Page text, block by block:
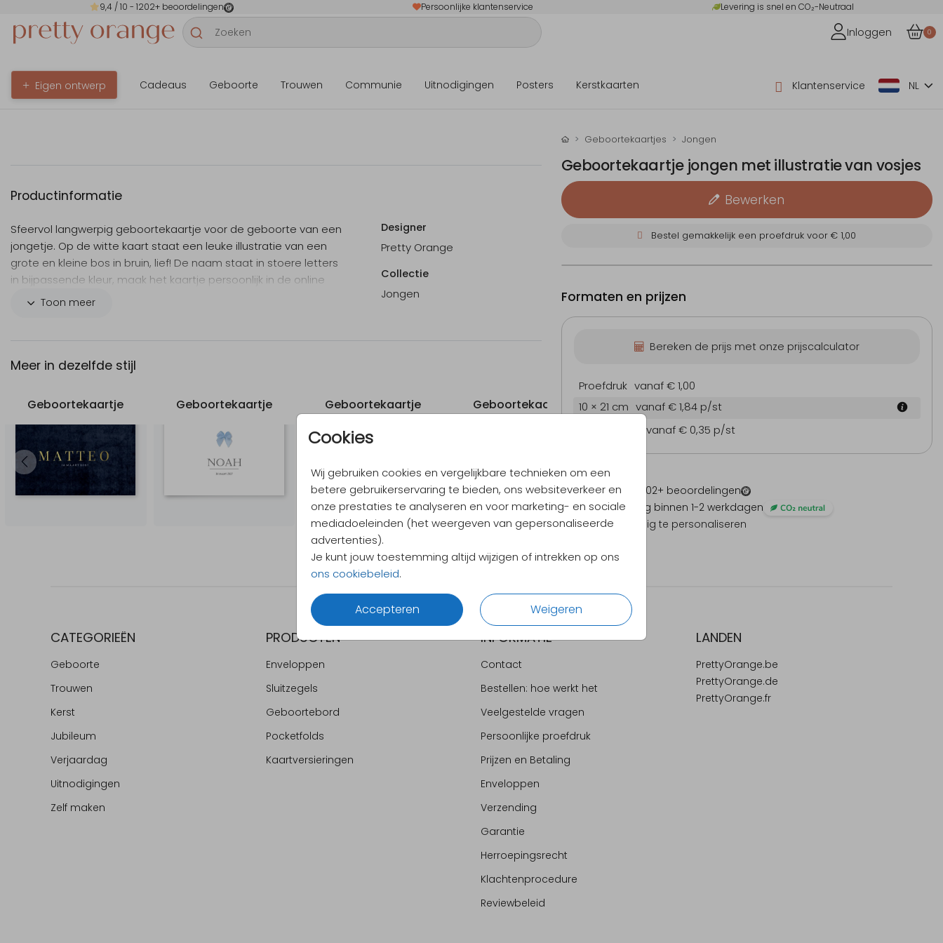
9,4/ 10 - 1202+ beoordelingen Persoonlijke klantenservice Levering is snel en CO₂-Neutraal
Inloggen 0
Eigen ontwerp Cadeaus Geboorte Trouwen Communie Uitnodigingen Posters Kerstkaarten Klantenservice NL
Cookies
Wij gebruiken cookies en vergelijkbare technieken om een
betere gebruikerservaring te bieden, ons websiteverkeer en
onze prestaties te analyseren en voor marketing- en sociale
mediadoeleinden (het weergeven van gepersonaliseerde
advertenties).
Je kunt jouw toestemming altijd wijzigen of intrekken op ons
ons cookiebeleid.
Accepteren Weigeren
Productinformatie
Sfeervol langwerpig geboortekaartje voor de geboorte van een
jongetje. Op de witte kaart staat een leuke illustratie van een
grote en kleine bos in bruin, lief! De naam staat in stoere letters
in bijpassende kleur, maak het kaartje persoonlijk in de online
editor.Toon meer
Designer
Pretty Orange
Collectie
Jongen
Meer in dezelfde stijl
Geboortekaartje Geboortekaartje Geboortekaartje Geboortekaartje Geboortekaartje
Geboortekaartjes Jongen
Geboortekaartje jongen met illustratie van vosjes
Bewerken
Bestel gemakkelijk een proefdruk voor€ 1,00
9,4 / 10 - 1202+ beoordelingen
Verzending binnen 1-2 werkdagen
Alles volledig te personaliseren
Formaten en prijzen
Bereken de prijs met onze prijscalculator
Proefdruk vanaf € 1,00
10 × 21 cm vanaf € 1,84 p/st
vanaf € 0,35 p/st
CATEGORIEËN
Geboorte
Trouwen
Kerst
Jubileum
Verjaardag
Uitnodigingen
Zelf maken
PRODUCTEN
Enveloppen
Sluitzegels
Geboortebord
Pocketfolds
Kaartversieringen
INFORMATIE
Contact
Bestellen: hoe werkt het
Veelgestelde vragen
Persoonlijke proefdruk
Prijzen en Betaling
Enveloppen
Verzending
Garantie
Herroepingsrecht
Klachtenprocedure
Reviewbeleid
LANDEN
PrettyOrange.be
PrettyOrange.de
PrettyOrange.fr